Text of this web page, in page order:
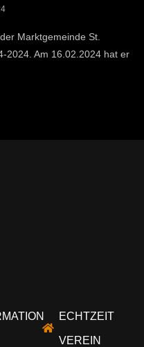
Marktgemeinde St.
2024. Am 16.02.2024 hat er
ECHTZEIT
VEREIN